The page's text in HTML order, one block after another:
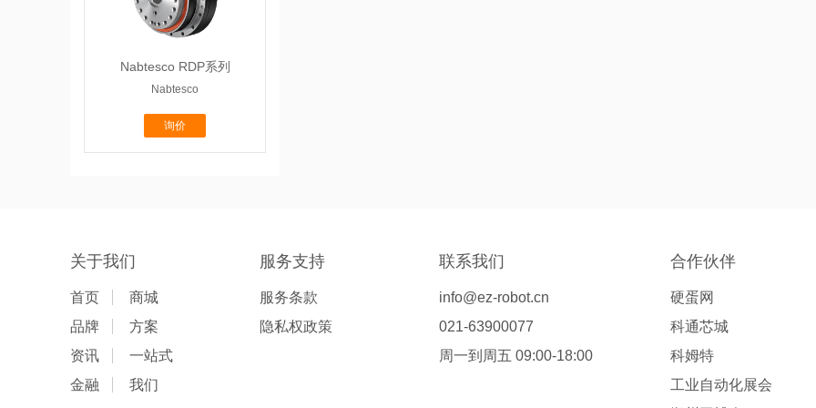
Nabtesco RDP系列
Nabtesco
询价
关于我们
首页
商城
品牌
方案
资讯
一站式
金融
我们
服务支持
服务条款
隐私权政策
联系我们
info@ez-robot.cn
021-63900077
周一到周五 09:00-18:00
合作伙伴
硬蛋网
科通芯城
科姆特
工业自动化展会